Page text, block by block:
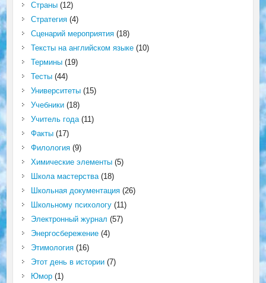
Страны(12)
Стратегия(4)
Сценарий мероприятия(18)
Тексты на английском языке(10)
Термины(19)
Тесты(44)
Университеты(15)
Учебники(18)
Учитель года(11)
Факты(17)
Филология(9)
Химические элементы(5)
Школа мастерства(18)
Школьная документация(26)
Школьному психологу(11)
Электронный журнал (57)
Энергосбережение(4)
Этимология(16)
Этот день в истории(7)
Юмор(1)